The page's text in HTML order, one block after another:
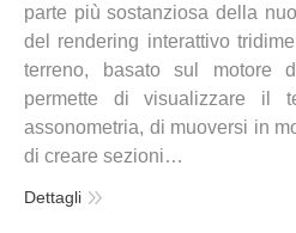
parte più sostanziosa della
del rendering interattivo
terreno, basato sul motore
permette di visualizzare il
assonometria, di muoversi in
di creare sezioni…
Dettagli